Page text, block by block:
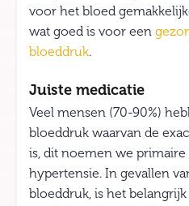
voor het bloed
wat goed is voor een
bloeddruk.
Juiste medicatie
Veel mensen (70-90%)
bloeddruk waarvan de
is, dit noemen we primaire
hypertensie. In gevallen
bloeddruk, is het